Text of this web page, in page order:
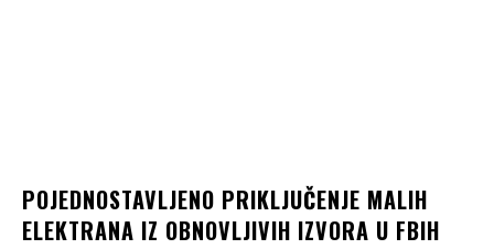
POJEDNOSTAVLJENO PRIKLJUČENJE MALIH
ELEKTRANA IZ OBNOVLJIVIH IZVORA U FBIH